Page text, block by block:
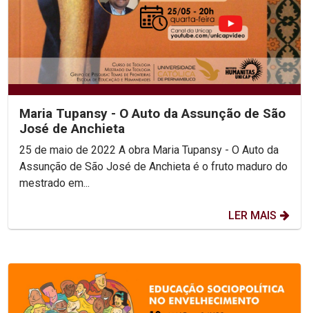
Maria Tupansy - O Auto da Assunção de São
José de Anchieta
25 de maio de 2022 A obra Maria Tupansy - O Auto da
Assunção de São José de Anchieta é o fruto maduro do
mestrado em...
LER MAIS